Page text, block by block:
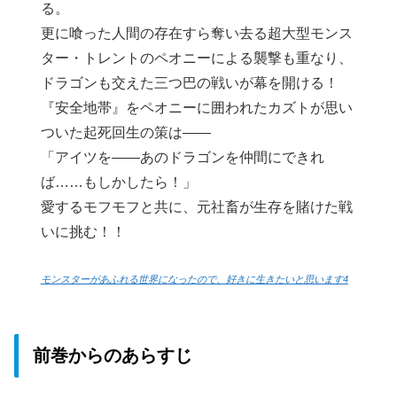
る。
更に喰った人間の存在すら奪い去る超大型モンス
ター・トレントのペオニーによる襲撃も重なり、
ドラゴンも交えた三つ巴の戦いが幕を開ける！
『安全地帯』をペオニーに囲われたカズトが思い
ついた起死回生の策は――
「アイツを――あのドラゴンを仲間にできれ
ば……もしかしたら！」
愛するモフモフと共に、元社畜が生存を賭けた戦
いに挑む！！
モンスターがあふれる世界になったので、好きに生きたいと思います4
前巻からのあらすじ